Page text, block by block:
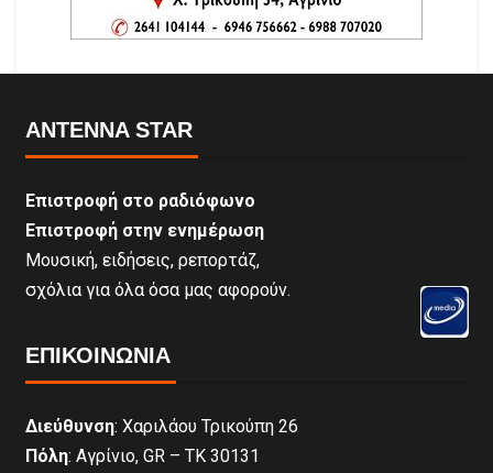
ANTENNA STAR
Επιστροφή στο ραδιόφωνο
Επιστροφή στην ενημέρωση
Μουσική, ειδήσεις, ρεπορτάζ,
σχόλια για όλα όσα μας αφορούν.
ΕΠΙΚΟΙΝΩΝΊΑ
Διεύθυνση: Χαριλάου Τρικούπη 26
Πόλη: Αγρίνιο, GR – ΤΚ 30131